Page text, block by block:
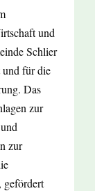
und
Schlier
und für die
Das
zur
zur
gefördert